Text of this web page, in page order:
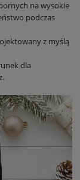
na wysokie
podczas
z myślą
dla